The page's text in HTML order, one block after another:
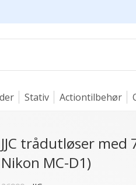
Stativ Actiontilbehør
JJC trådutløser med
Nikon MC-D1)